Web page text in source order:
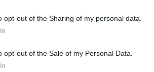
opt-out of the Sharing of my personal data.
opt-out of the Sale of my Personal Data.
es adótörvény előírását, azt, hogy
vissza kell tartaniuk, és be kell
vizsgálják, akik 2017 és 2021